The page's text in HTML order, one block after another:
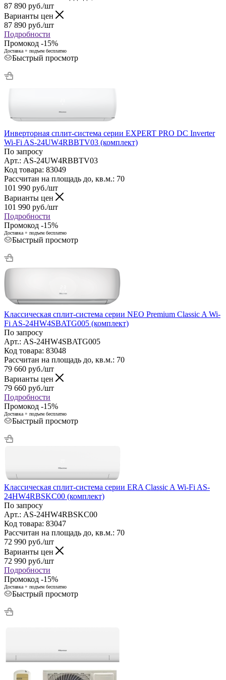
87 890 руб./шт
Варианты цен
87 890 руб./шт
Подробности
Промокод -15%
Доставка + подъем бесплатно
Быстрый просмотр
Инверторная cплит-система серии EXPERT PRO DC Inverter
Wi-Fi AS-24UW4RBBTV03 (комплект)
По запросу
Арт.: AS-24UW4RBBTV03
Код товара: 83049
Рассчитан на площадь до, кв.м.: 70
101 990 руб./шт
Варианты цен
101 990 руб./шт
Подробности
Промокод -15%
Доставка + подъем бесплатно
Быстрый просмотр
Классическая сплит-система серии NEO Premium Classic A Wi-
Fi AS-24HW4SBATG005 (комплект)
По запросу
Арт.: AS-24HW4SBATG005
Код товара: 83048
Рассчитан на площадь до, кв.м.: 70
79 660 руб./шт
Варианты цен
79 660 руб./шт
Подробности
Промокод -15%
Доставка + подъем бесплатно
Быстрый просмотр
Классическая сплит-система серии ERA Classic A Wi-Fi AS-
24HW4RBSKC00 (комплект)
По запросу
Арт.: AS-24HW4RBSKC00
Код товара: 83047
Рассчитан на площадь до, кв.м.: 70
72 990 руб./шт
Варианты цен
72 990 руб./шт
Подробности
Промокод -15%
Доставка + подъем бесплатно
Быстрый просмотр